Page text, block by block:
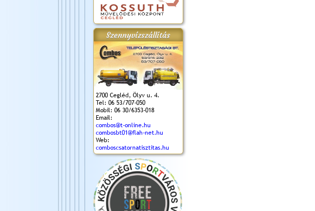
Szennyvízszállítás
2700 Cegléd, Ölyv u. 4.
Tel: 06 53/707-050
Mobil: 06 30/6353-018
Email:
combos@t-online.hu
combosbt01@flah-net.hu
Web:
comboscsatornatisztitas.hu
Városnapok 2018.
Kossuth Toborzó
Ünnepély
Szent István Ünnepe
(2017. 08. 20.)